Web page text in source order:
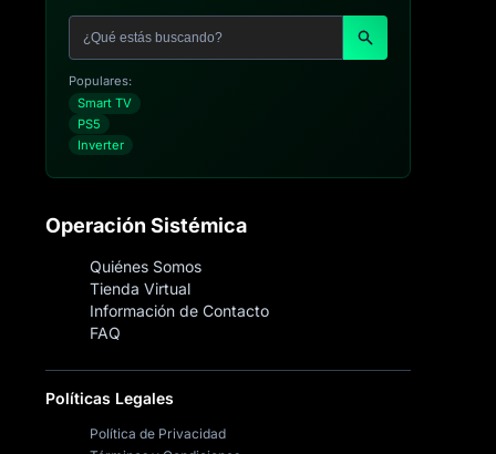
Populares:
Smart TV
PS5
Inverter
Operación Sistémica
Quiénes Somos
Tienda Virtual
Información de Contacto
FAQ
Políticas Legales
Política de Privacidad